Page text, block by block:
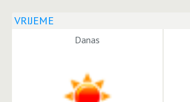
VRIJEME
Danas